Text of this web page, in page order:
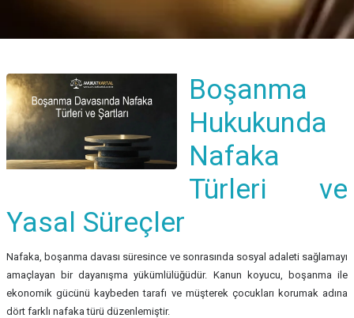
Boşanma
Hukukunda
Nafaka
Türleri ve
Yasal Süreçler
Nafaka, boşanma davası süresince ve sonrasında sosyal adaleti sağlamayı
amaçlayan bir dayanışma yükümlülüğüdür. Kanun koyucu, boşanma ile
ekonomik gücünü kaybeden tarafı ve müşterek çocukları korumak adına
dört farklı nafaka türü düzenlemiştir.